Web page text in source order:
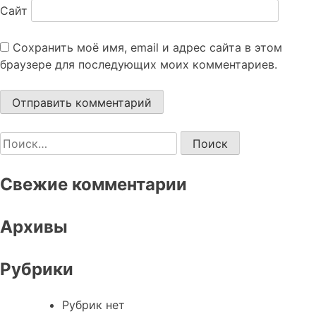
Сайт
Сохранить моё имя, email и адрес сайта в этом
браузере для последующих моих комментариев.
Найти:
Свежие комментарии
Архивы
Рубрики
Рубрик нет